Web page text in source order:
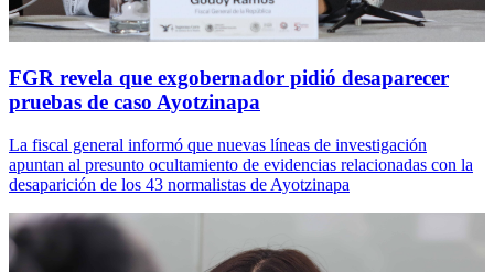
FGR revela que exgobernador pidió desaparecer
pruebas de caso Ayotzinapa
La fiscal general informó que nuevas líneas de investigación
apuntan al presunto ocultamiento de evidencias relacionadas con la
desaparición de los 43 normalistas de Ayotzinapa